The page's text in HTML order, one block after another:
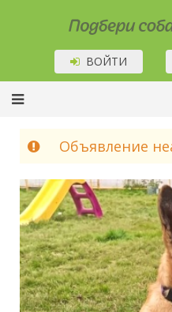
Подбери собаку!
ВОЙТИ
Объявление